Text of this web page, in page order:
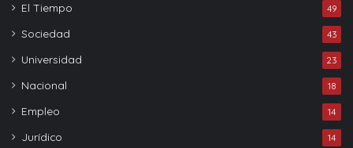
El Tiempo 49
Sociedad 43
Universidad 23
Nacional 18
Empleo 14
Jurídico 14